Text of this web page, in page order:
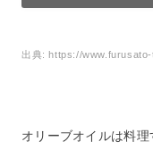
出典:https://
オリーブオイルは料